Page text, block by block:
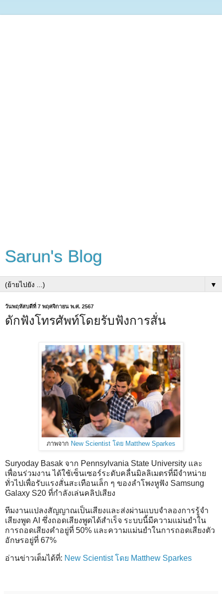
Sarun's Blog
▼
วันพฤหัสบดีที่ 7 พฤศจิกายน พ.ศ. 2567
ดักฟังโทรศัพท์โดยรับฟังการสั่น
ภาพจาก New Scientist โดย Matthew Sparkes
Suryoday Basak จาก Pennsylvania State University และ
เพื่อนร่วมงาน ได้ใช้เซ็นเซอร์ระดับคลื่นมิลลิเมตรที่มีจำหน่าย
ทั่วไปเพื่อรับแรงสั่นสะเทือนเล็ก ๆ ของลำโพงหูฟัง Samsung
Galaxy S20 ที่กำลังเล่นคลิปเสียง
ทีมงานแปลงสัญญาณเป็นเสียงและส่งผ่านแบบจำลองการรู้จำ
เสียงพูด AI ซึ่งถอดเสียงพูดได้สำเร็จ ระบบนี้มีความแม่นยำใน
การถอดเสียงคำอยู่ที่ 50% และความแม่นยำในการถอดเสียงตัว
อักษรอยู่ที่ 67%
อ่านข่าวเต็มได้ที่: New Scientist โดย Matthew Sparkes